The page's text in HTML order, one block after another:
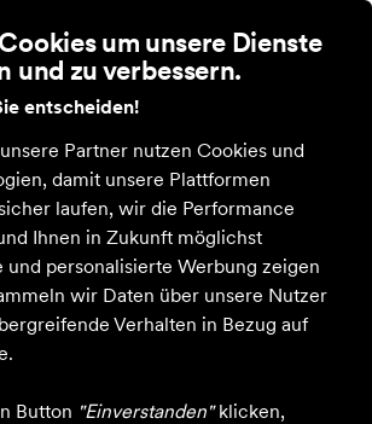
um unsere Dienste
und zu verbessern.
entscheiden!
Partner nutzen Cookies und
damit unsere Plattformen
laufen, wir die Performance
Ihnen in Zukunft möglichst
und personalisierte Werbung zeigen
wir Daten über unsere Nutzer
Verhalten in Bezug auf
Button "Einverstanden"klicken,